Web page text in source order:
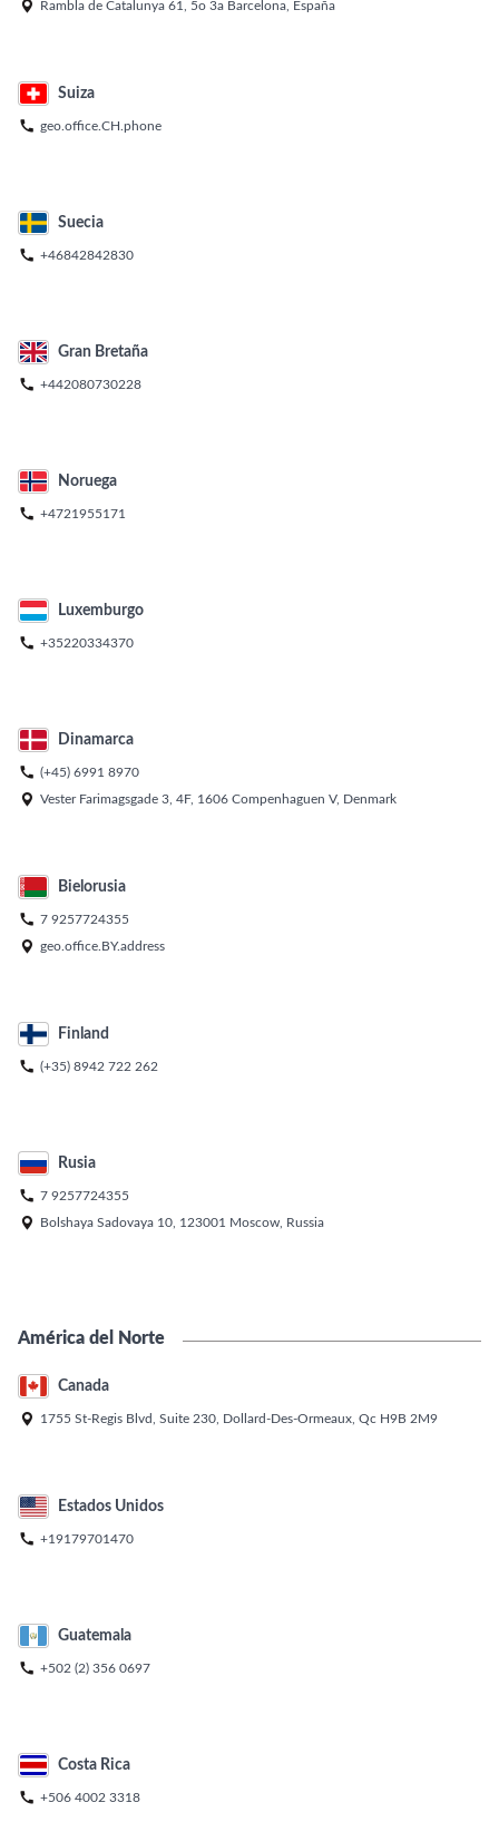
 Rambla de Catalunya 61, 5o 3a Barcelona, España
Suiza
 geo.office.CH.phone
Suecia
 +46842842830
Gran Bretaña
 +442080730228
Noruega
 +4721955171
Luxemburgo
 +35220334370
Dinamarca
 (+45) 6991 8970
 Vester Farimagsgade 3, 4F, 1606 Compenhaguen V, Denmark
Bielorusia
 7 9257724355
 geo.office.BY.address
Finland
 (+35) 8942 722 262
Rusia
 7 9257724355
 Bolshaya Sadovaya 10, 123001 Moscow, Russia
América del Norte
Canada
 1755 St-Regis Blvd, Suite 230, Dollard-Des-Ormeaux, Qc H9B 2M9
Estados Unidos
 +19179701470
Guatemala
 +502 (2) 356 0697
Costa Rica
 +506 4002 3318